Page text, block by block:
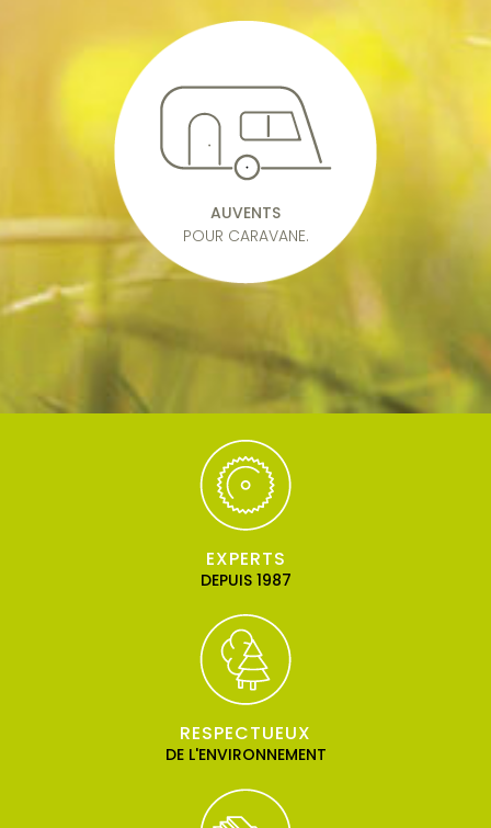
AUVENTS
POUR CARAVANE.
EXPERTS
DEPUIS 1987
RESPECTUEUX
DE L'ENVIRONNEMENT